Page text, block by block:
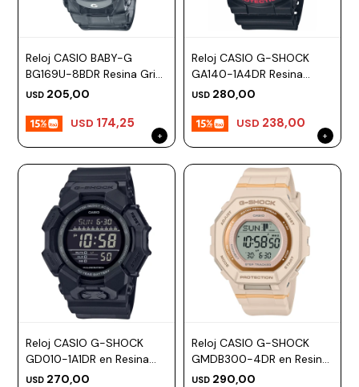
Reloj CASIO BABY-G
BG169U-8BDR Resina Gris
Esfera 45mm
USD 205,00
USD 174,25
Reloj CASIO G-SHOCK
GA140-1A4DR Resina
Negro Esfera 51mm
USD 280,00
USD 238,00
Reloj CASIO G-SHOCK
GD010-1A1DR en Resina
Negro Esfera 52mm
USD 270,00
Reloj CASIO G-SHOCK
GMDB300-4DR en Resina
Rosa Esfera 47mm
USD 290,00